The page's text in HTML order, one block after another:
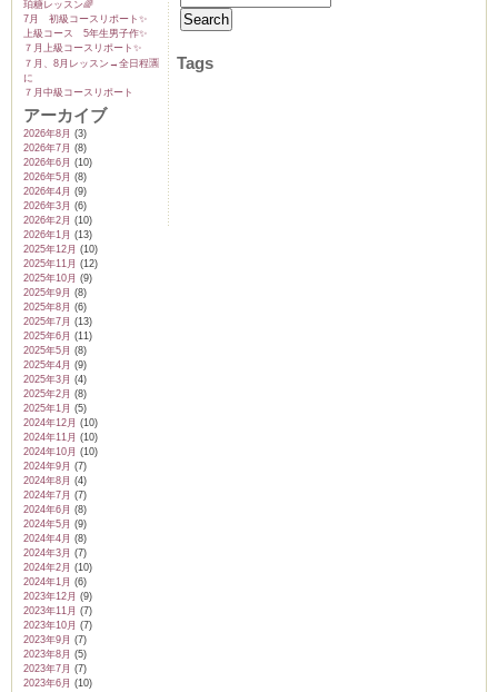
珀糖レッスン🌈
7月 初級コースリポート✨️
上級コース 5年生男子作✨️
７月上級コースリポート✨️
７月、8月レッスン→全日程🈵
に
７月中級コースリポート
アーカイブ
2026年8月 (3)
2026年7月 (8)
2026年6月 (10)
2026年5月 (8)
2026年4月 (9)
2026年3月 (6)
2026年2月 (10)
2026年1月 (13)
2025年12月 (10)
2025年11月 (12)
2025年10月 (9)
2025年9月 (8)
2025年8月 (6)
2025年7月 (13)
2025年6月 (11)
2025年5月 (8)
2025年4月 (9)
2025年3月 (4)
2025年2月 (8)
2025年1月 (5)
2024年12月 (10)
2024年11月 (10)
2024年10月 (10)
2024年9月 (7)
2024年8月 (4)
2024年7月 (7)
2024年6月 (8)
2024年5月 (9)
2024年4月 (8)
2024年3月 (7)
2024年2月 (10)
2024年1月 (6)
2023年12月 (9)
2023年11月 (7)
2023年10月 (7)
2023年9月 (7)
2023年8月 (5)
2023年7月 (7)
2023年6月 (10)
Tags